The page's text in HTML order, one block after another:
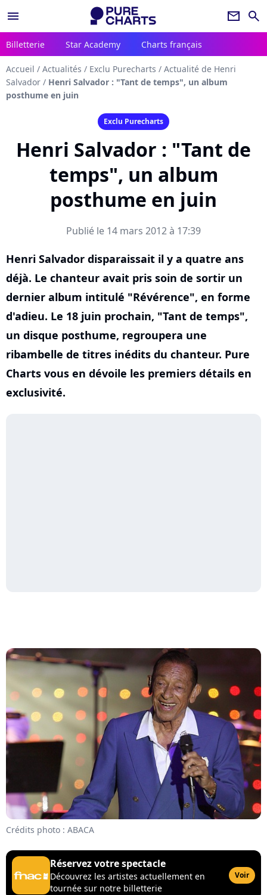
menu newsletter search
Billetterie Star Academy Charts français
Accueil / Actualités / Exclu Purecharts / Actualité de Henri
Salvador / Henri Salvador : "Tant de temps", un album
posthume en juin
Exclu Purecharts
Henri Salvador : "Tant de
temps", un album
posthume en juin
Publié le 14 mars 2012 à 17:39
Henri Salvador disparaissait il y a quatre ans
déjà. Le chanteur avait pris soin de sortir un
dernier album intitulé "Révérence", en forme
d'adieu. Le 18 juin prochain, "Tant de temps",
un disque posthume, regroupera une
ribambelle de titres inédits du chanteur. Pure
Charts vous en dévoile les premiers détails en
exclusivité.
Crédits photo : ABACA
Réservez votre spectacle
Découvrez les artistes actuellement en
tournée sur notre billetterie
Voir